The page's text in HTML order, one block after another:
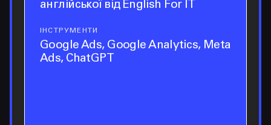
англійської від English For IT
інструменти
ІНСТРУМЕНТИ
Google Ads, Google Analytics, Meta
Ads, ChatGPT